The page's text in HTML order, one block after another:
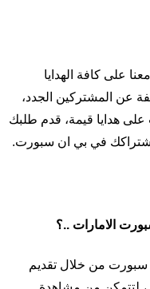
على كافة الهدايا
عن المشتركين الجدد،
هدايا قيمة، قدم طلبك
في بي ان سبورت.
الامارات ..؟
سبورت من خلال تقديم